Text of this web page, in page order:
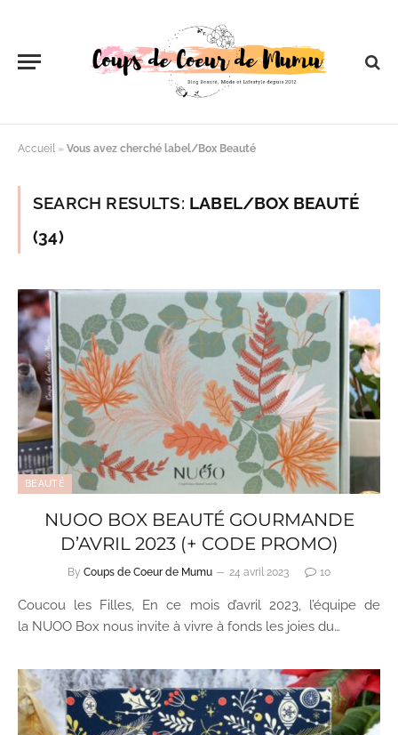
Accueil » Vous avez cherché label/Box Beauté
SEARCH RESULTS: LABEL/BOX BEAUTÉ
(34)
BEAUTÉ
NUOO BOX BEAUTÉ GOURMANDE
D’AVRIL 2023 (+ CODE PROMO)
By Coups de Coeur de Mumu 24 avril 2023 10
Coucou les Filles, En ce mois d’avril 2023, l’équipe de
la NUOO Box nous invite à vivre à fonds les joies du…